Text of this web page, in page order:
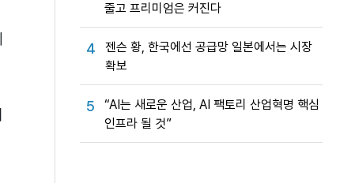
줄고 프리미엄은 커진다
4
젠슨 황, 한국에선 공급망 일본에서는 시장
확보
5
“AI는 새로운 산업, AI 팩토리 산업혁명 핵심
인프라 될 것”